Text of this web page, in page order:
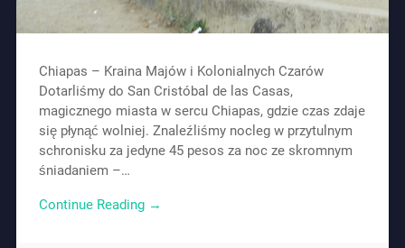
Chiapas – Kraina Majów i Kolonialnych Czarów
Dotarliśmy do San Cristóbal de las Casas,
magicznego miasta w sercu Chiapas, gdzie czas zdaje
się płynąć wolniej. Znaleźliśmy nocleg w przytulnym
schronisku za jedyne 45 pesos za noc ze skromnym
śniadaniem –…
Continue Reading →